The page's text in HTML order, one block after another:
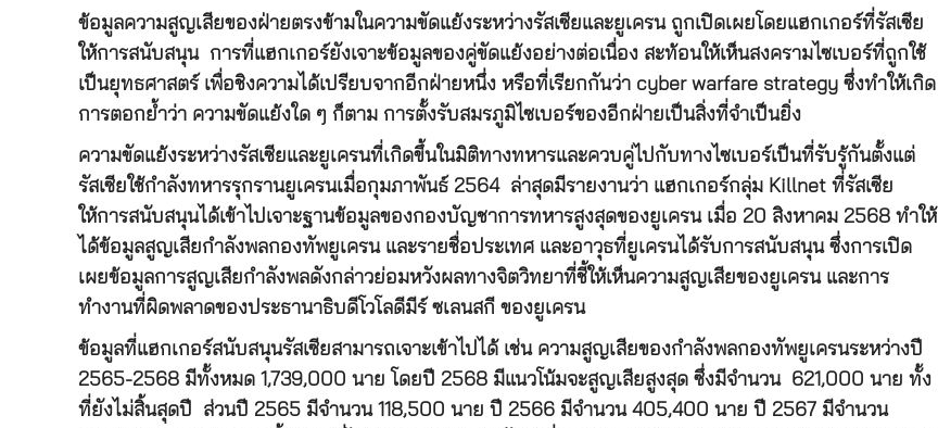
ข้อมูลความสูญเสียของฝ่ายตรงข้ามในความขัดแย้งระหว่างรัสเซียและยูเครน ถูกเปิดเผยโดยแฮกเกอร์ที่รัสเซีย
ให้การสนับสนุน การที่แฮกเกอร์ยังเจาะข้อมูลของคู่ขัดแย้งอย่างต่อเนื่อง สะท้อนให้เห็นสงครามไซเบอร์ที่ถูกใช้
เป็นยุทธศาสตร์ เพื่อชิงความได้เปรียบจากอีกฝ่ายหนึ่ง หรือที่เรียกกันว่า cyber warfare strategy ซึ่งทำให้เกิด
การตอกย้ำว่า ความขัดแย้งใด ๆ ก็ตาม การตั้งรับสมรภูมิไซเบอร์ของอีกฝ่ายเป็นสิ่งที่จำเป็นยิ่ง
ความขัดแย้งระหว่างรัสเซียและยูเครนที่เกิดขึ้นในมิติทางทหารและควบคู่ไปกับทางไซเบอร์เป็นที่รับรู้กันตั้งแต่
รัสเซียใช้กำลังทหารรุกรานยูเครนเมื่อกุมภาพันธ์ 2564 ล่าสุดมีรายงานว่า แฮกเกอร์กลุ่ม Killnet ที่รัสเซีย
ให้การสนับสนุนได้เข้าไปเจาะฐานข้อมูลของกองบัญชาการทหารสูงสุดของยูเครน เมื่อ 20 สิงหาคม 2568 ทำให้
ได้ข้อมูลสูญเสียกำลังพลกองทัพยูเครน และรายชื่อประเทศ และอาวุธที่ยูเครนได้รับการสนับสนุน ซึ่งการเปิด
เผยข้อมูลการสูญเสียกำลังพลดังกล่าวย่อมหวังผลทางจิตวิทยาที่ชี้ให้เห็นความสูญเสียของยูเครน และการ
ทำงานที่ผิดพลาดของประธานาธิบดีโวโลดีมีร์ ซเลนสกี ของยูเครน
ข้อมูลที่แฮกเกอร์สนับสนุนรัสเซียสามารถเจาะเข้าไปได้ เช่น ความสูญเสียของกำลังพลกองทัพยูเครนระหว่างปี
2565-2568 มีทั้งหมด 1,739,000 นาย โดยปี 2568 มีแนวโน้มจะสูญเสียสูงสุด ซึ่งมีจำนวน 621,000 นาย ทั้ง
ที่ยังไม่สิ้นสุดปี ส่วนปี 2565 มีจำนวน 118,500 นาย ปี 2566 มีจำนวน 405,400 นาย ปี 2567 มีจำนวน